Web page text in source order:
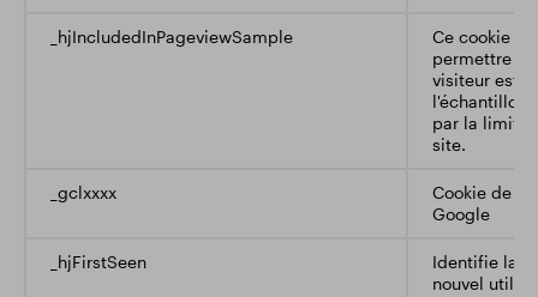
_hjIncludedInPageviewSample
Ce cookie
permettre à
visiteur est
par la limite
site.
_gclxxxx
Cookie de
Google
_hjFirstSeen
Identifie la
nouvel